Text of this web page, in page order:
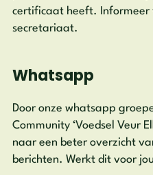
certificaat heeft. Informeer
secretariaat.
Whatsapp
Door onze whatsapp
Community ‘Voedsel Veur
naar een beter overzicht
berichten. Werkt dit voor